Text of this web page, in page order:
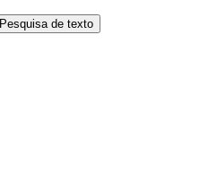
Pesquisa de texto